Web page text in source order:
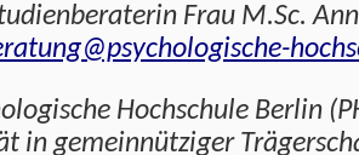
Frau M.Sc.
Hochschule Berlin
in gemeinnütziger